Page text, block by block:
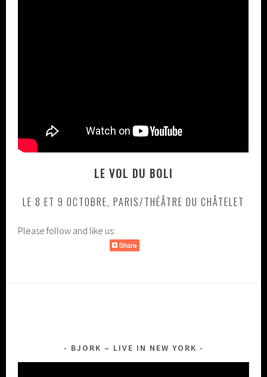
LE VOL DU BOLI
LE 8 ET 9 OCTOBRE, PARIS/THÉÂTRE DU CHÂTELET
Please follow and like us:
BJORK – LIVE IN NEW YORK